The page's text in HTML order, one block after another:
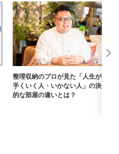
整理収納のプロが見た「人生が上
手くいく人・いかない人」の決定
的な部屋の違いとは？